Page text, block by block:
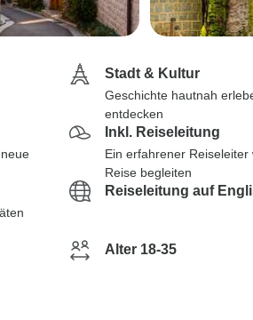
Stadt & Kultur
Geschichte hautnah
entdecken
Inkl. Reiseleitung
Ein erfahrener
Reise begleiten
Reiseleitung auf
Alter 18-35